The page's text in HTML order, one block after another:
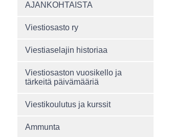
AJANKOHTAISTA
Viestiosasto ry
Viestiaselajin historiaa
Viestiosaston vuosikello ja
tärkeitä päivämääriä
Viestikoulutus ja kurssit
Ammunta